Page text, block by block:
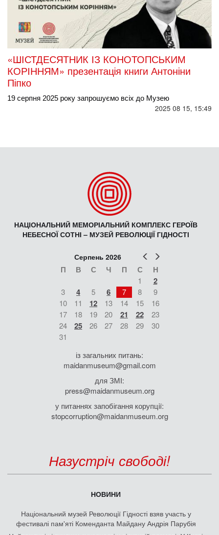
«ШІСТДЕСЯТНИК ІЗ КОНОТОПСЬКИМ
КОРІННЯМ» презентація книги Антоніни
Піпко
19 серпня 2025 року запрошуємо всіх до Музею
2025 08 15, 15:49
НАЦІОНАЛЬНИЙ МЕМОРІАЛЬНИЙ КОМПЛЕКС ГЕРОЇВ
НЕБЕСНОЇ СОТНІ – МУЗЕЙ РЕВОЛЮЦІЇ ГІДНОСТІ
Попер
Серпень 2026
П В С Ч П С Н
1 2
3 4 5 6 7 8
9
10
11 12 13 14 15
16
17
18 19 20 21 22
23
24
25 26 27 28 29
30
31
із загальних питань:
maidanmuseum@gmail.com
для ЗМІ:
press@maidanmuseum.org
у питаннях запобігання корупції:
stopcorruption@maidanmuseum.org
Назустріч свободі!
НОВИНИ
Національний музей Революції Гідності взяв участь у
фестивалі пам'яті Коменданта Майдану Андрія Парубія